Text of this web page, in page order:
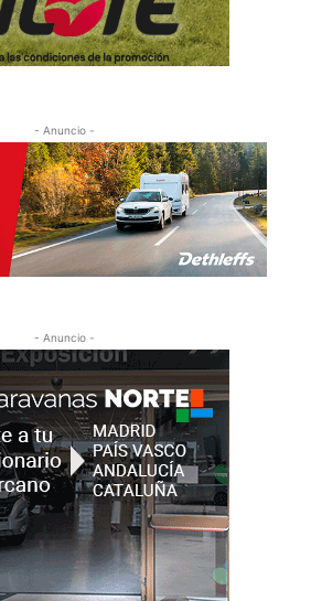
- Anuncio -
- Anuncio -